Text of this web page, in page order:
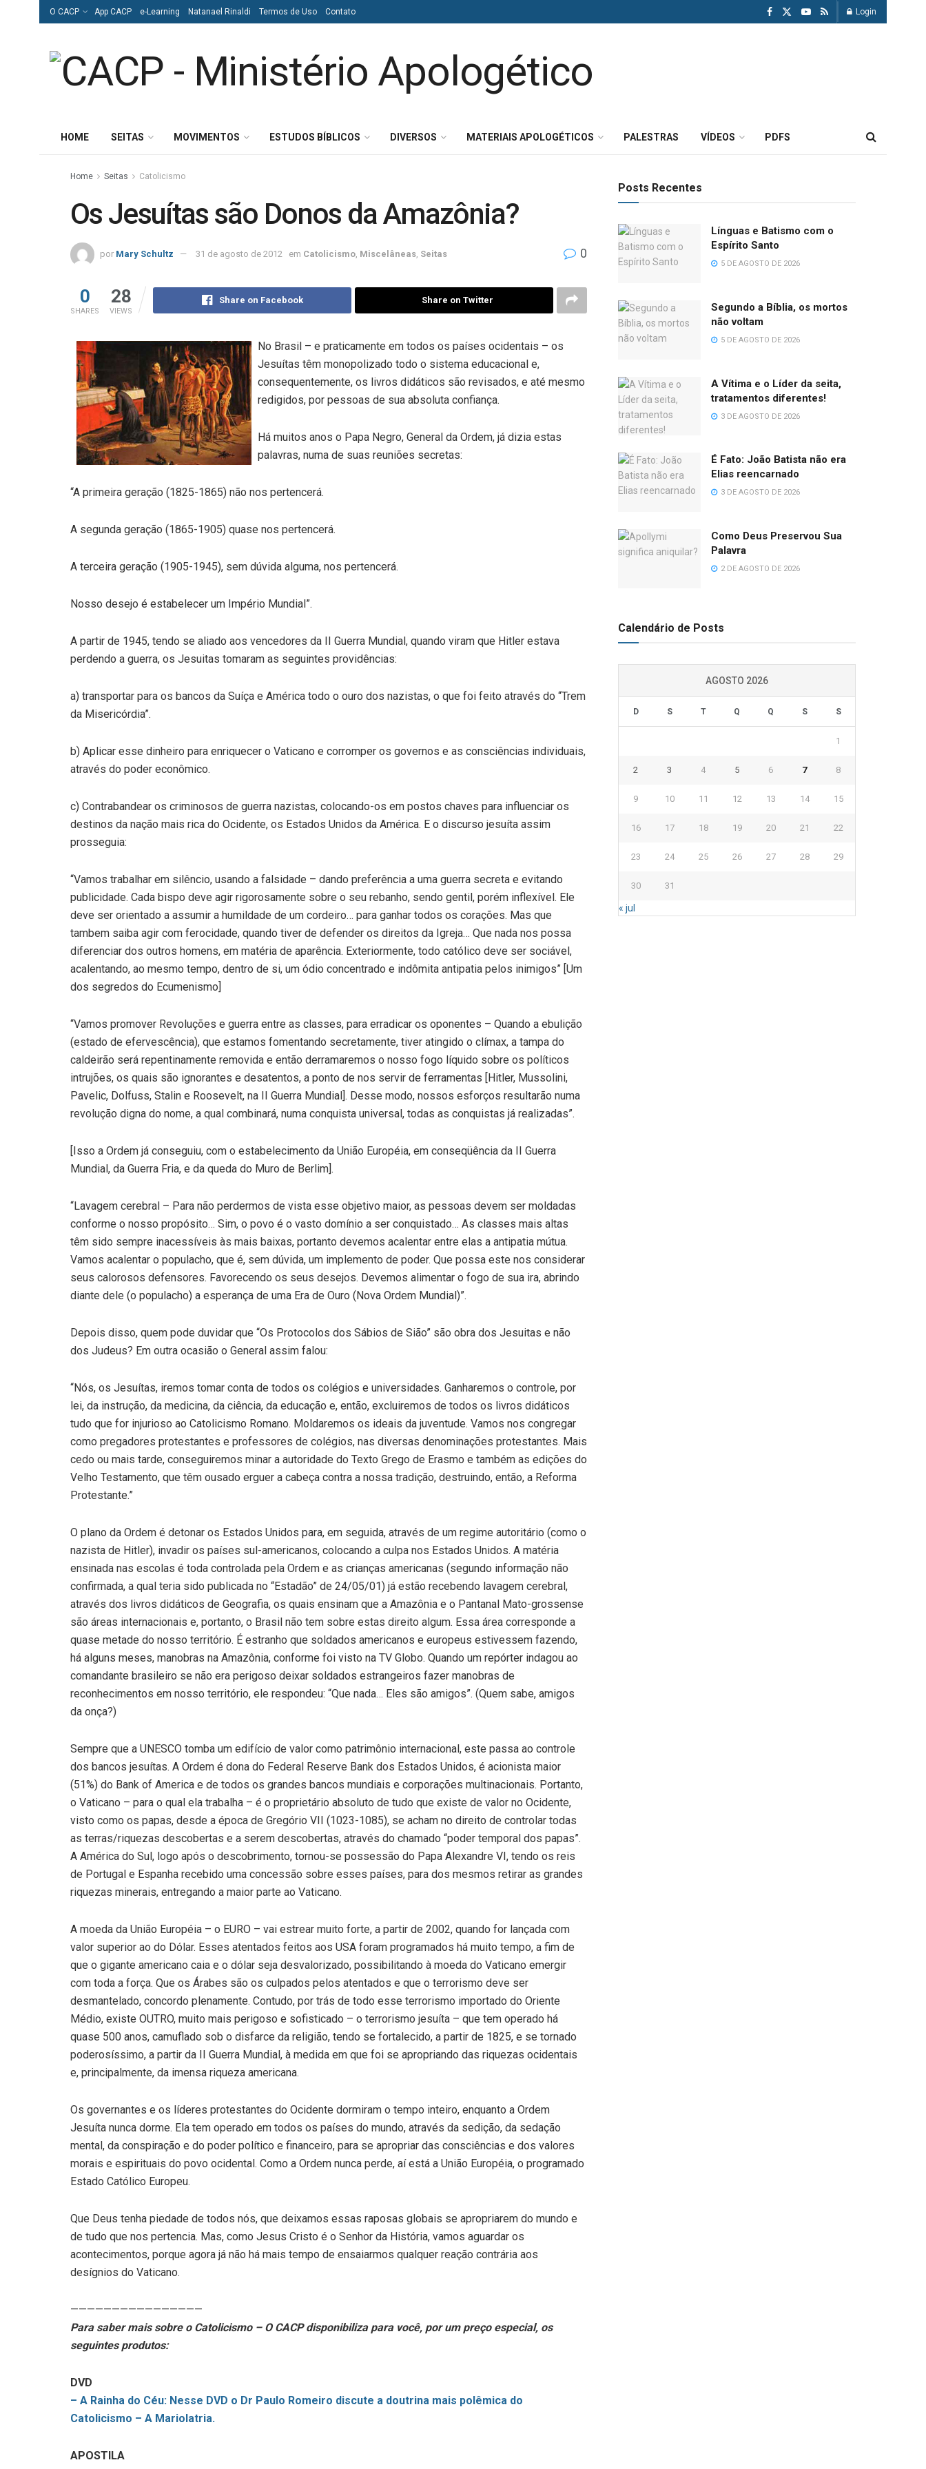
O CACP App CACP e-Learning Natanael Rinaldi Termos de Uso Contato Login
HOME SEITAS MOVIMENTOS ESTUDOS BÍBLICOS DIVERSOS MATERIAIS APOLOGÉTICOS PALESTRAS VÍDEOS PDFS
Home Seitas Catolicismo
Os Jesuítas são Donos da Amazônia?
por Mary Schultz 31 de agosto de 2012 em Catolicismo Miscelâneas Seitas 0
0
SHARES
28
VIEWS
Share on Facebook Share on Twitter
No Brasil – e praticamente em todos os países ocidentais – os
Jesuítas têm monopolizado todo o sistema educacional e,
consequentemente, os livros didáticos são revisados, e até mesmo
redigidos, por pessoas de sua absoluta confiança.
Há muitos anos o Papa Negro, General da Ordem, já dizia estas
palavras, numa de suas reuniões secretas:
“A primeira geração (1825-1865) não nos pertencerá.
A segunda geração (1865-1905) quase nos pertencerá.
A terceira geração (1905-1945), sem dúvida alguma, nos pertencerá.
Nosso desejo é estabelecer um Império Mundial”.
A partir de 1945, tendo se aliado aos vencedores da II Guerra Mundial, quando viram que Hitler estava
perdendo a guerra, os Jesuitas tomaram as seguintes providências:
a) transportar para os bancos da Suíça e América todo o ouro dos nazistas, o que foi feito através do “Trem
da Misericórdia”.
b) Aplicar esse dinheiro para enriquecer o Vaticano e corromper os governos e as consciências individuais,
através do poder econômico.
c) Contrabandear os criminosos de guerra nazistas, colocando-os em postos chaves para influenciar os
destinos da nação mais rica do Ocidente, os Estados Unidos da América. E o discurso jesuíta assim
prosseguia:
“Vamos trabalhar em silêncio, usando a falsidade – dando preferência a uma guerra secreta e evitando
publicidade. Cada bispo deve agir rigorosamente sobre o seu rebanho, sendo gentil, porém inflexível. Ele
deve ser orientado a assumir a humildade de um cordeiro… para ganhar todos os corações. Mas que
tambem saiba agir com ferocidade, quando tiver de defender os direitos da Igreja… Que nada nos possa
diferenciar dos outros homens, em matéria de aparência. Exteriormente, todo católico deve ser sociável,
acalentando, ao mesmo tempo, dentro de si, um ódio concentrado e indômita antipatia pelos inimigos” [Um
dos segredos do Ecumenismo]
“Vamos promover Revoluções e guerra entre as classes, para erradicar os oponentes – Quando a ebulição
(estado de efervescência), que estamos fomentando secretamente, tiver atingido o clímax, a tampa do
caldeirão será repentinamente removida e então derramaremos o nosso fogo líquido sobre os políticos
intrujões, os quais são ignorantes e desatentos, a ponto de nos servir de ferramentas [Hitler, Mussolini,
Pavelic, Dolfuss, Stalin e Roosevelt, na II Guerra Mundial]. Desse modo, nossos esforços resultarão numa
revolução digna do nome, a qual combinará, numa conquista universal, todas as conquistas já realizadas”.
[Isso a Ordem já conseguiu, com o estabelecimento da União Européia, em conseqüência da II Guerra
Mundial, da Guerra Fria, e da queda do Muro de Berlim].
“Lavagem cerebral – Para não perdermos de vista esse objetivo maior, as pessoas devem ser moldadas
conforme o nosso propósito… Sim, o povo é o vasto domínio a ser conquistado… As classes mais altas
têm sido sempre inacessíveis às mais baixas, portanto devemos acalentar entre elas a antipatia mútua.
Vamos acalentar o populacho, que é, sem dúvida, um implemento de poder. Que possa este nos considerar
seus calorosos defensores. Favorecendo os seus desejos. Devemos alimentar o fogo de sua ira, abrindo
diante dele (o populacho) a esperança de uma Era de Ouro (Nova Ordem Mundial)”.
Depois disso, quem pode duvidar que “Os Protocolos dos Sábios de Sião” são obra dos Jesuitas e não
dos Judeus? Em outra ocasião o General assim falou:
“Nós, os Jesuítas, iremos tomar conta de todos os colégios e universidades. Ganharemos o controle, por
lei, da instrução, da medicina, da ciência, da educação e, então, excluiremos de todos os livros didáticos
tudo que for injurioso ao Catolicismo Romano. Moldaremos os ideais da juventude. Vamos nos congregar
como pregadores protestantes e professores de colégios, nas diversas denominações protestantes. Mais
cedo ou mais tarde, conseguiremos minar a autoridade do Texto Grego de Erasmo e também as edições do
Velho Testamento, que têm ousado erguer a cabeça contra a nossa tradição, destruindo, então, a Reforma
Protestante.”
O plano da Ordem é detonar os Estados Unidos para, em seguida, através de um regime autoritário (como o
nazista de Hitler), invadir os países sul-americanos, colocando a culpa nos Estados Unidos. A matéria
ensinada nas escolas é toda controlada pela Ordem e as crianças americanas (segundo informação não
confirmada, a qual teria sido publicada no “Estadão” de 24/05/01) já estão recebendo lavagem cerebral,
através dos livros didáticos de Geografia, os quais ensinam que a Amazônia e o Pantanal Mato-grossense
são áreas internacionais e, portanto, o Brasil não tem sobre estas direito algum. Essa área corresponde a
quase metade do nosso território. É estranho que soldados americanos e europeus estivessem fazendo,
há alguns meses, manobras na Amazônia, conforme foi visto na TV Globo. Quando um repórter indagou ao
comandante brasileiro se não era perigoso deixar soldados estrangeiros fazer manobras de
reconhecimentos em nosso território, ele respondeu: “Que nada… Eles são amigos”. (Quem sabe, amigos
da onça?)
Sempre que a UNESCO tomba um edifício de valor como patrimônio internacional, este passa ao controle
dos bancos jesuítas. A Ordem é dona do Federal Reserve Bank dos Estados Unidos, é acionista maior
(51%) do Bank of America e de todos os grandes bancos mundiais e corporações multinacionais. Portanto,
o Vaticano – para o qual ela trabalha – é o proprietário absoluto de tudo que existe de valor no Ocidente,
visto como os papas, desde a época de Gregório VII (1023-1085), se acham no direito de controlar todas
as terras/riquezas descobertas e a serem descobertas, através do chamado “poder temporal dos papas”.
A América do Sul, logo após o descobrimento, tornou-se possessão do Papa Alexandre VI, tendo os reis
de Portugal e Espanha recebido uma concessão sobre esses países, para dos mesmos retirar as grandes
riquezas minerais, entregando a maior parte ao Vaticano.
A moeda da União Européia – o EURO – vai estrear muito forte, a partir de 2002, quando for lançada com
valor superior ao do Dólar. Esses atentados feitos aos USA foram programados há muito tempo, a fim de
que o gigante americano caia e o dólar seja desvalorizado, possibilitando à moeda do Vaticano emergir
com toda a força. Que os Árabes são os culpados pelos atentados e que o terrorismo deve ser
desmantelado, concordo plenamente. Contudo, por trás de todo esse terrorismo importado do Oriente
Médio, existe OUTRO, muito mais perigoso e sofisticado – o terrorismo jesuíta – que tem operado há
quase 500 anos, camuflado sob o disfarce da religião, tendo se fortalecido, a partir de 1825, e se tornado
poderosíssimo, a partir da II Guerra Mundial, à medida em que foi se apropriando das riquezas ocidentais
e, principalmente, da imensa riqueza americana.
Os governantes e os líderes protestantes do Ocidente dormiram o tempo inteiro, enquanto a Ordem
Jesuíta nunca dorme. Ela tem operado em todos os países do mundo, através da sedição, da sedação
mental, da conspiração e do poder político e financeiro, para se apropriar das consciências e dos valores
morais e espirituais do povo ocidental. Como a Ordem nunca perde, aí está a União Européia, o programado
Estado Católico Europeu.
Que Deus tenha piedade de todos nós, que deixamos essas raposas globais se apropriarem do mundo e
de tudo que nos pertencia. Mas, como Jesus Cristo é o Senhor da História, vamos aguardar os
acontecimentos, porque agora já não há mais tempo de ensaiarmos qualquer reação contrária aos
desígnios do Vaticano.
————————————————
Para saber mais sobre o Catolicismo – O CACP disponibiliza para você, por um preço especial, os
seguintes produtos:
DVD
– A Rainha do Céu: Nesse DVD o Dr Paulo Romeiro discute a doutrina mais polêmica do
Catolicismo – A Mariolatria.
APOSTILA
Posts Recentes
Línguas e Batismo com o
Espírito Santo
5 DE AGOSTO DE 2026
Segundo a Bíblia, os mortos
não voltam
5 DE AGOSTO DE 2026
A Vítima e o Líder da seita,
tratamentos diferentes!
3 DE AGOSTO DE 2026
É Fato: João Batista não era
Elias reencarnado
3 DE AGOSTO DE 2026
Como Deus Preservou Sua
Palavra
2 DE AGOSTO DE 2026
Calendário de Posts
AGOSTO 2026
D S T Q Q S S
1
2 3 4 5 6 7 8
9 10 11 12 13 14 15
16 17 18 19 20 21 22
23 24 25 26 27 28 29
30 31
« jul